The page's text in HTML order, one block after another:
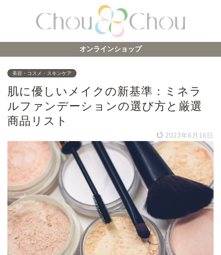
オンラインショップ
美容・コスメ・スキンケア
肌に優しいメイクの新基準：ミネラ
ルファンデーションの選び方と厳選
商品リスト
2023年6月16日